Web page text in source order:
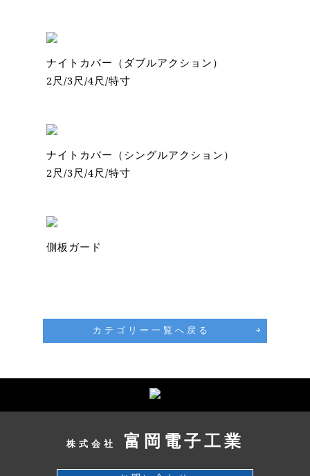
ナイトカバー（ダブルアクション）
2尺/3尺/4尺/特寸
ナイトカバー（シングルアクション）
2尺/3尺/4尺/特寸
側板ガード
カテゴリー一覧へ戻る
株式会社 富岡電子工業